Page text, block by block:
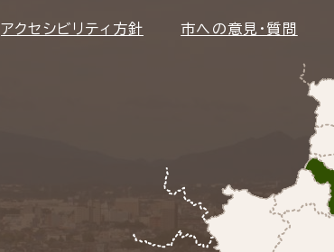
アクセシビリティ方針 市への意見・質問